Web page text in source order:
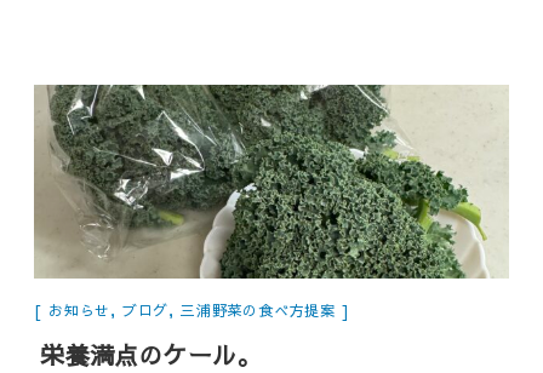
お知らせ, ブログ, 三浦野菜の食べ方提案
栄養満点のケール。